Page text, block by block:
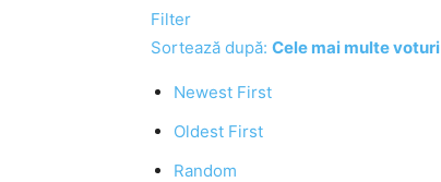
Filter
Sortează după: Cele mai multe voturi
Newest First
Oldest First
Random